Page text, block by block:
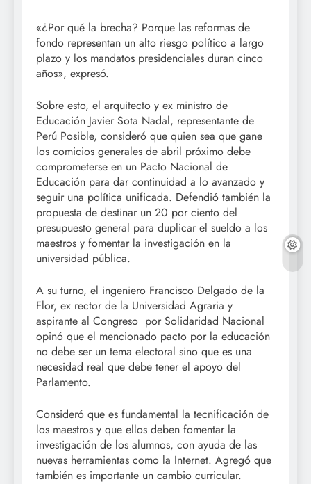
«¿Por qué la brecha? Porque las reformas de
fondo representan un alto riesgo político a largo
plazo y los mandatos presidenciales duran cinco
años», expresó.
Sobre esto, el arquitecto y ex ministro de
Educación Javier Sota Nadal, representante de
Perú Posible, consideró que quien sea que gane
los comicios generales de abril próximo debe
comprometerse en un Pacto Nacional de
Educación para dar continuidad a lo avanzado y
seguir una política unificada. Defendió también la
propuesta de destinar un 20 por ciento del
presupuesto general para duplicar el sueldo a los
maestros y fomentar la investigación en la
universidad pública.
A su turno, el ingeniero Francisco Delgado de la
Flor, ex rector de la Universidad Agraria y
aspirante al Congreso por Solidaridad Nacional
opinó que el mencionado pacto por la educación
no debe ser un tema electoral sino que es una
necesidad real que debe tener el apoyo del
Parlamento.
Consideró que es fundamental la tecnificación de
los maestros y que ellos deben fomentar la
investigación de los alumnos, con ayuda de las
nuevas herramientas como la Internet. Agregó que
también es importante un cambio curricular.